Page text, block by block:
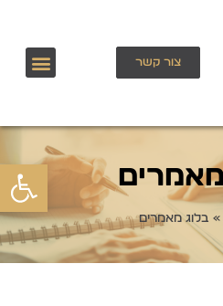
צור קשר
» בלוג מאמרים